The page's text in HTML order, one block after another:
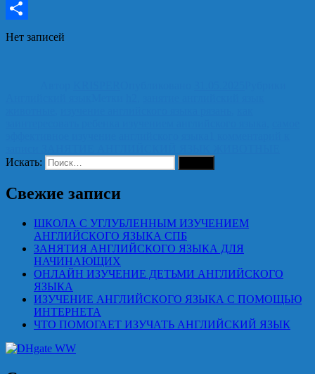
Pinterest
Отправить
Нет записей
Искать:
Свежие записи
ШКОЛА С УГЛУБЛЕННЫМ ИЗУЧЕНИЕМ
АНГЛИЙСКОГО ЯЗЫКА СПБ
ЗАНЯТИЯ АНГЛИЙСКОГО ЯЗЫКА ДЛЯ
НАЧИНАЮЩИХ
ОНЛАЙН ИЗУЧЕНИЕ ДЕТЬМИ АНГЛИЙСКОГО
ЯЗЫКА
ИЗУЧЕНИЕ АНГЛИЙСКОГО ЯЗЫКА С ПОМОЩЬЮ
ИНТЕРНЕТА
ЧТО ПОМОГАЕТ ИЗУЧАТЬ АНГЛИЙСКИЙ ЯЗЫК